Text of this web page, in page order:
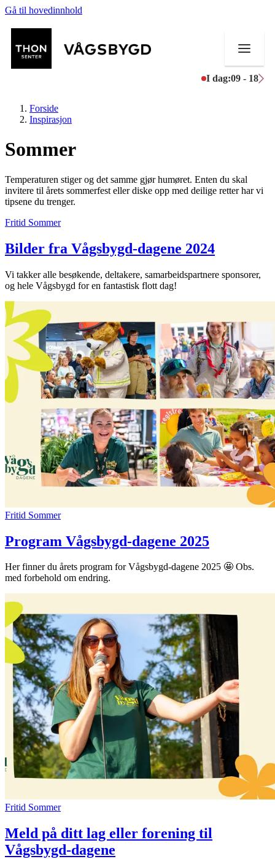
Gå til hovedinnhold
I dag:09 - 18
Mat og drikke
Helse
Aktiviteter
Inspirasjon
Søk
Åpningstider
Praktisk informasjon
Ledige stillinger
Magasin
Gavekort
Finn frem
Forside
Inspirasjon
Sommer
Temperaturen stiger og det samme gjør humøret. Enten du skal
invitere til årets sommerfest eller diske opp med deilige retter har vi
tipsene du trenger.
Fritid Sommer
Bilder fra Vågsbygd-dagene 2024
Vi takker alle besøkende, deltakere, samarbeidspartnere sponsorer,
og hele Vågsbygd for en fantastisk flott dag!
Fritid Sommer
Program Vågsbygd-dagene 2025
Her finner du årets program for Vågsbygd-dagene 2025 🤩 Obs.
med forbehold om endring.
Fritid Sommer
Meld på ditt lag eller forening til
Vågsbygd-dagene